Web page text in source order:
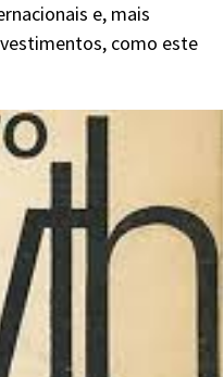
e, mais
como este